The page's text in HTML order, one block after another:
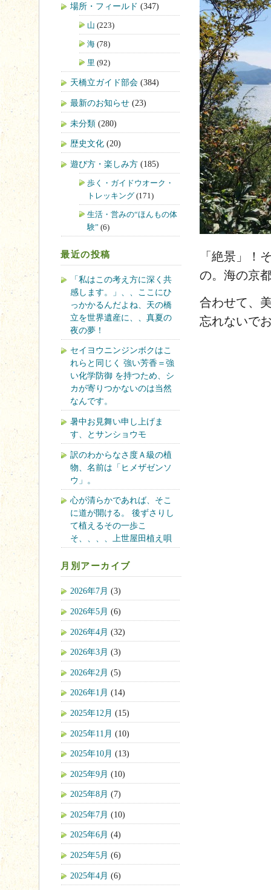
「絶景」！
の。海の京
合わせて、
忘れないで
場所・フィールド (347)
山 (223)
海 (78)
里 (92)
天橋立ガイド部会 (384)
最新のお知らせ (23)
未分類 (280)
歴史文化 (20)
遊び方・楽しみ方 (185)
歩く・ガイドウオーク・
トレッキング (171)
生活・営みの“ほんもの体
験” (6)
最近の投稿
「私はこの考え方に深く共
感します。」、、ここにひ
っかかるんだよね、天の橋
立を世界遺産に、、真夏の
夜の夢！
セイヨウニンジンボクはこ
れらと同じく 強い芳香＝強
い化学防御 を持つため、シ
カが寄りつかないのは当然
なんです。
暑中お見舞い申し上げま
す、とサンショウモ
訳のわからなさ度Ａ級の植
物、名前は「ヒメザゼンソ
ウ」。
心が清らかであれば、そこ
に道が開ける。 後ずさりし
て植えるその一歩こ
そ、、、、上世屋田植え唄
月別アーカイブ
2026年7月 (3)
2026年5月 (6)
2026年4月 (32)
2026年3月 (3)
2026年2月 (5)
2026年1月 (14)
2025年12月 (15)
2025年11月 (10)
2025年10月 (13)
2025年9月 (10)
2025年8月 (7)
2025年7月 (10)
2025年6月 (4)
2025年5月 (6)
2025年4月 (6)